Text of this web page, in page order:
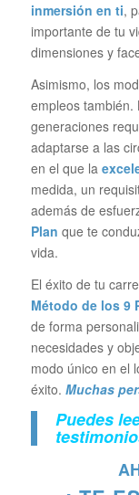
inmersión en ti,
importante de tu
dimensiones y
Asimismo, los
empleos también.
generaciones
adaptarse a las
en el que la
medida, un
además de
Plan que te
vida.
El éxito de tu
Método de los 9
de forma
necesidades y
modo único en el
éxito. Muchas
Puedes